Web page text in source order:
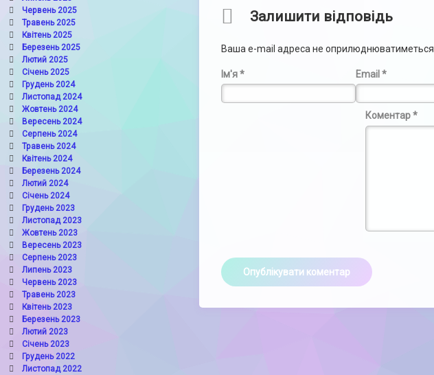
Comments
Залишити відповідь
Ваша e-mail адреса не оприлюднюватиметься.
Ім'я* Email *
Коментар*
Червень 2025
Травень 2025
Квітень 2025
Березень 2025
Лютий 2025
Січень 2025
Грудень 2024
Листопад 2024
Жовтень 2024
Вересень 2024
Серпень 2024
Травень 2024
Квітень 2024
Березень 2024
Лютий 2024
Січень 2024
Грудень 2023
Листопад 2023
Жовтень 2023
Вересень 2023
Серпень 2023
Липень 2023
Червень 2023
Травень 2023
Квітень 2023
Березень 2023
Лютий 2023
Січень 2023
Грудень 2022
Листопад 2022